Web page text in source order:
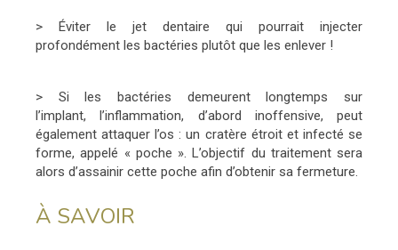
> Éviter le jet dentaire qui pourrait injecter
profondément les bactéries plutôt que les enlever !
> Si les bactéries demeurent longtemps sur
l’implant, l’inflammation, d’abord inoffensive, peut
également attaquer l’os : un cratère étroit et infecté se
forme, appelé « poche ». L’objectif du traitement sera
alors d’assainir cette poche afin d’obtenir sa fermeture.
À SAVOIR